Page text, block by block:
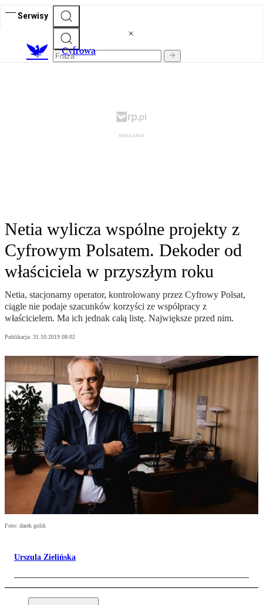
Serwisy
Cyfrowa
Netia wylicza wspólne projekty z
Cyfrowym Polsatem. Dekoder od
właściciela w przyszłym roku
Netia, stacjonarny operator, kontrolowany przez Cyfrowy Polsat,
ciągle nie podaje szacunków korzyści ze współpracy z
właścicielem. Ma ich jednak całą listę. Największe przed nim.
Publikacja: 31.10.2019 08:02
Foto: darek golik
Urszula Zielińska